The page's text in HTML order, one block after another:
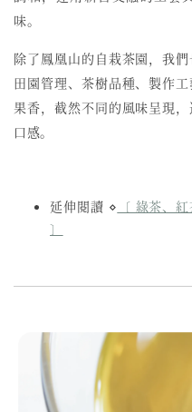
味。
除了鳳凰山的自栽茶園，我
田園管理、茶樹品種、製作
果香，截然不同的風味呈現
口感。
延伸閱讀 ⋄ 〔 綠茶、
〕